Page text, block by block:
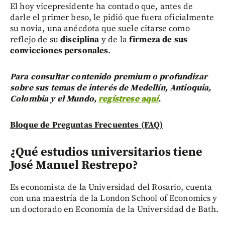
El hoy vicepresidente ha contado que, antes de
darle el primer beso, le pidió que fuera oficialmente
su novia, una anécdota que suele citarse como
reflejo de sudisciplina y de lafirmeza de sus
convicciones personales.
Para consultar contenido premium o profundizar
sobre sus temas de interés de Medellín, Antioquia,
Colombia y el Mundo,regístrese aquí.
Bloque de Preguntas Frecuentes (FAQ)
¿Qué estudios universitarios tiene
José Manuel Restrepo?
Es economista de la Universidad del Rosario, cuenta
con una maestría de la London School of Economics y
un doctorado en Economía de la Universidad de Bath.